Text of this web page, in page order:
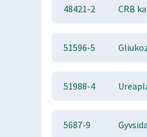
48421-2 CRB
51596-5
51988-4
5687-9